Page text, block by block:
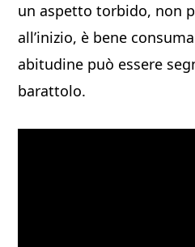
un aspetto torbido, non
all’inizio, è bene
abitudine può essere
barattolo.